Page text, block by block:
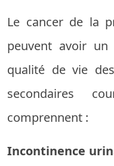
Le cancer de la
peuvent avoir
qualité de vie
secondaires
comprennent :
Incontinence